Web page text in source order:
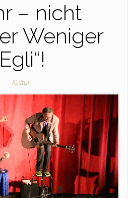
– nicht
Weniger
Egli“!
Kultur